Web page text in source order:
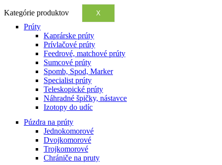
Kategórie produktov X
Prúty
Kaprárske prúty
Prívlačové prúty
Feedrové, matchové prúty
Sumcové prúty
Spomb, Spod, Marker
Specialist prúty
Teleskopické prúty
Náhradné špičky, nástavce
Izotopy do udíc
Púzdra na prúty
Jednokomorové
Dvojkomorové
Trojkomorové
Chrániče na pruty